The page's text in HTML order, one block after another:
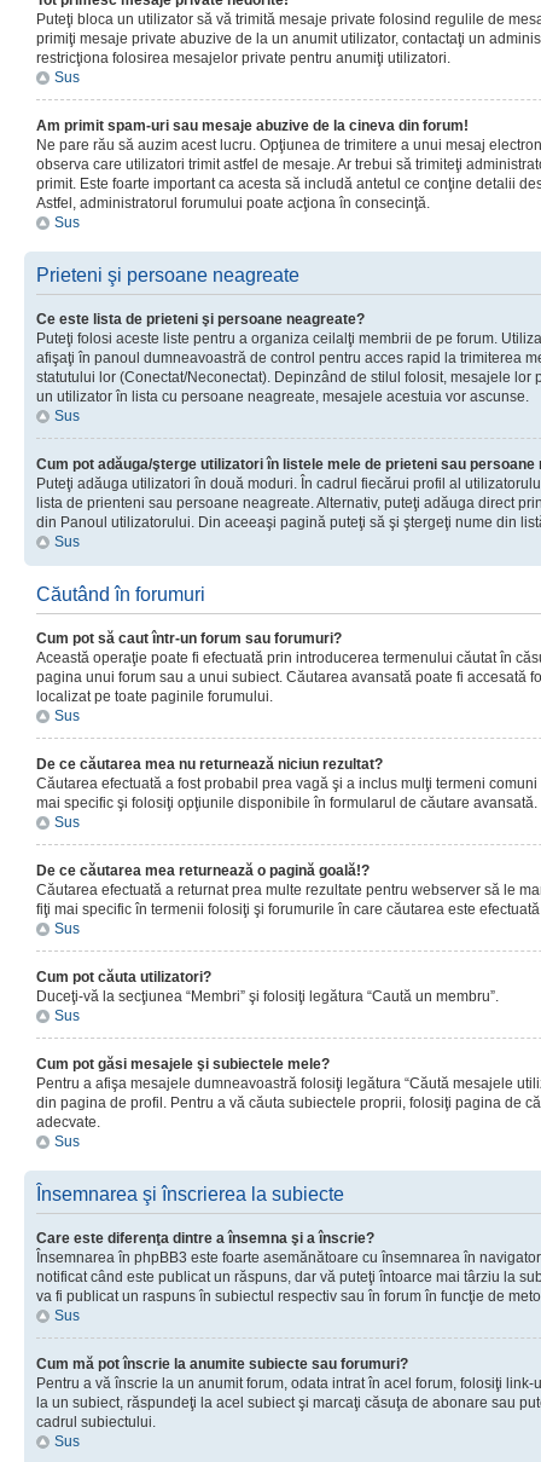
Puteţi bloca un utilizator să vă trimită mesaje private folosind regulile de
primiţi mesaje private abuzive de la un anumit utilizator, contactaţi un
restricţiona folosirea mesajelor private pentru anumiţi utilizatori.
Sus
Am primit spam-uri sau mesaje abuzive de la cineva din forum!
Ne pare rău să auzim acest lucru. Opţiunea de trimitere a unui mesaj
observa care utilizatori trimit astfel de mesaje. Ar trebui să trimiteţi
primit. Este foarte important ca acesta să includă antetul ce conţine detalii
Astfel, administratorul forumului poate acţiona în consecinţă.
Sus
Prieteni şi persoane neagreate
Ce este lista de prieteni şi persoane neagreate?
Puteţi folosi aceste liste pentru a organiza ceilalţi membrii de pe forum.
afişaţi în panoul dumneavoastră de control pentru acces rapid la trimiterea
statutului lor (Conectat/Neconectat). Depinzând de stilul folosit, mesajele lor
un utilizator în lista cu persoane neagreate, mesajele acestuia vor ascunse.
Sus
Cum pot adăuga/şterge utilizatori în listele mele de prieteni sau persoane
Puteţi adăuga utilizatori în două moduri. În cadrul fiecărui profil al
lista de prienteni sau persoane neagreate. Alternativ, puteţi adăuga direct
din Panoul utilizatorului. Din aceeaşi pagină puteţi să şi ştergeţi nume din
Sus
Căutând în forumuri
Cum pot să caut într-un forum sau forumuri?
Această operaţie poate fi efectuată prin introducerea termenului căutat în
pagina unui forum sau a unui subiect. Căutarea avansată poate fi accesată
localizat pe toate paginile forumului.
Sus
De ce căutarea mea nu returnează niciun rezultat?
Căutarea efectuată a fost probabil prea vagă şi a inclus mulţi termeni
mai specific şi folosiţi opţiunile disponibile în formularul de căutare avansată.
Sus
De ce căutarea mea returnează o pagină goală!?
Căutarea efectuată a returnat prea multe rezultate pentru webserver să le
fiţi mai specific în termenii folosiţi şi forumurile în care căutarea este
Sus
Cum pot căuta utilizatori?
Duceţi-vă la secţiunea “Membri” şi folosiţi legătura “Caută un membru”.
Sus
Cum pot găsi mesajele şi subiectele mele?
Pentru a afişa mesajele dumneavoastră folosiţi legătura “Căută mesajele
din pagina de profil. Pentru a vă căuta subiectele proprii, folosiţi pagina de
adecvate.
Sus
Însemnarea şi înscrierea la subiecte
Care este diferenţa dintre a însemna şi a înscrie?
Însemnarea în phpBB3 este foarte asemănătoare cu însemnarea în
notificat când este publicat un răspuns, dar vă puteţi întoarce mai târziu la
va fi publicat un raspuns în subiectul respectiv sau în forum în funcţie de
Sus
Cum mă pot înscrie la anumite subiecte sau forumuri?
Pentru a vă înscrie la un anumit forum, odata intrat în acel forum, folosiţi
la un subiect, răspundeţi la acel subiect şi marcaţi căsuţa de abonare sau
cadrul subiectului.
Sus